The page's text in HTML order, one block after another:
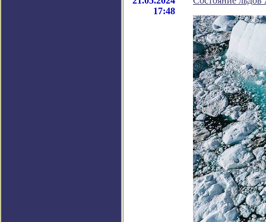
17:48